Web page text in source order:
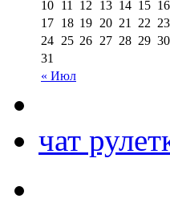
« Июл
10 11 12 13 14 15 16
17 18 19 20 21 22 23
24 25 26 27 28 29 30
31
чат